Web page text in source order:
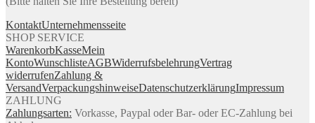
KontaktUnternehmensseite
SHOP SERVICE
WarenkorbKasseMein
KontoWunschlisteAGBWiderrufsbelehrungVertrag
widerrufenZahlung &
VersandVerpackungshinweiseDatenschutzerklärungImpressum
ZAHLUNG
Zahlungsarten: Vorkasse, Paypal oder Bar- oder EC-Zahlung bei